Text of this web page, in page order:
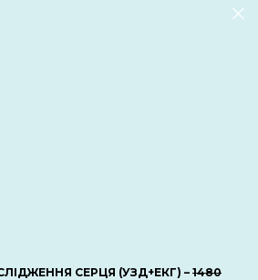
СЕРЦЯ (УЗД+ЕКГ) – 1480